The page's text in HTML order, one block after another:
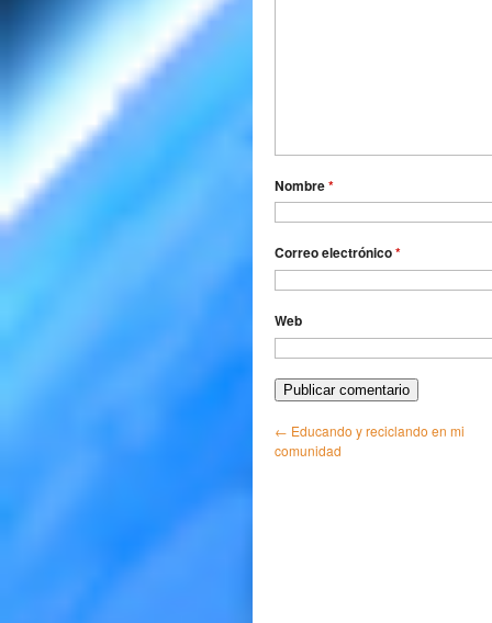
Nombre*
Correo electrónico*
Web
← Educando y reciclando en mi
comunidad